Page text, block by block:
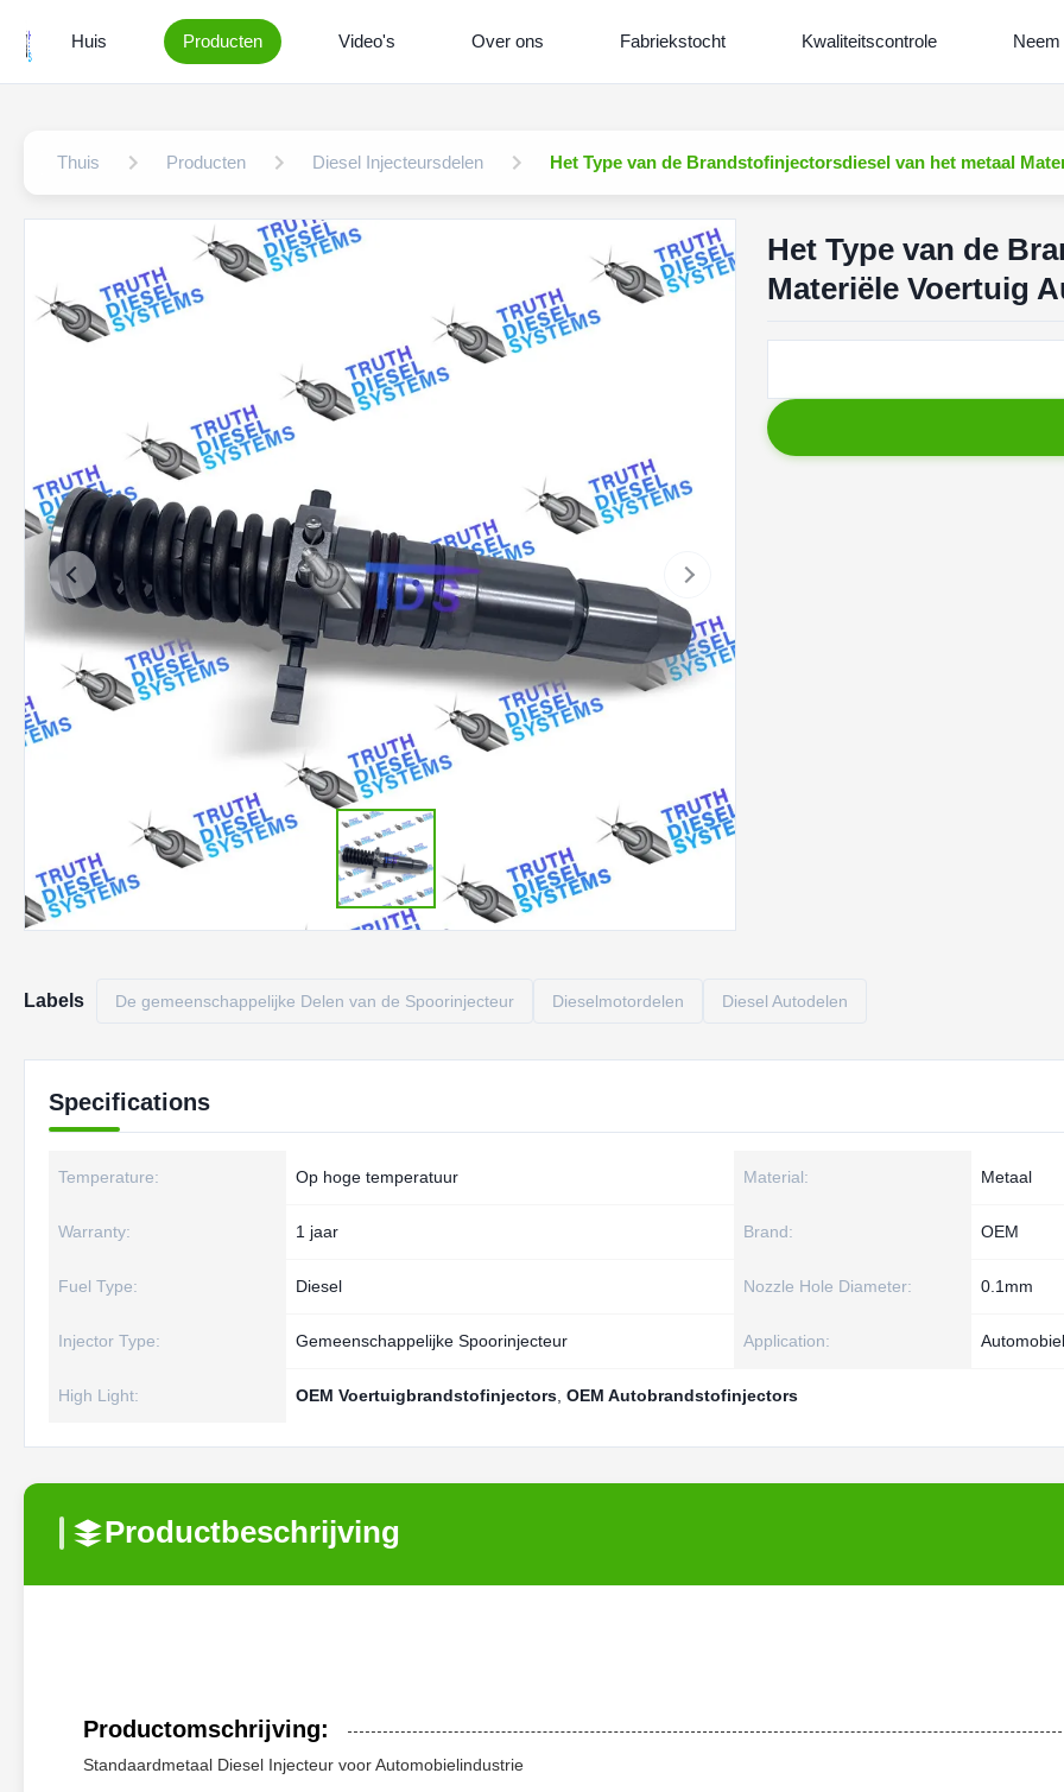
Huis Producten Video's Over ons Fabriekstocht Kwaliteitscontrole
Thuis Producten Diesel Injecteursdelen Het Type van de Brandstofinjectorsdiesel van het metaal
Het Type van de
Materiële Voertuig
Labels De gemeenschappelijke Delen van de Spoorinjecteur Dieselmotordelen Diesel Autodelen
Specifications
Temperature: Op hoge temperatuur Material: Metaal
Warranty: 1 jaar Brand: OEM
Fuel Type: Diesel Nozzle Hole Diameter: 0.1mm
Injector Type: Gemeenschappelijke Spoorinjecteur Application: Automobiel
High Light: OEM Voertuigbrandstofinjectors OEM Autobrandstofinjectors
Productbeschrijving
Productomschrijving:
Standaardmetaal Diesel Injecteur voor Automobielindustrie